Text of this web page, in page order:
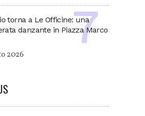
torna a Le Officine: una
danzante in Piazza Marco
2026